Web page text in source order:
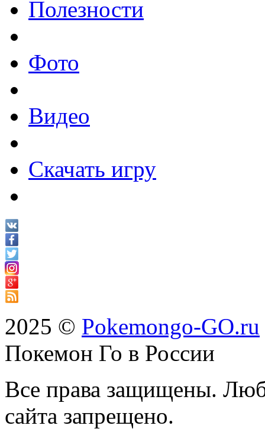
Полезности
Фото
Видео
Скачать игру
2025 © Pokemongo-GO.ru
Покемон Го в России
Все права защищены.
сайта запрещено.